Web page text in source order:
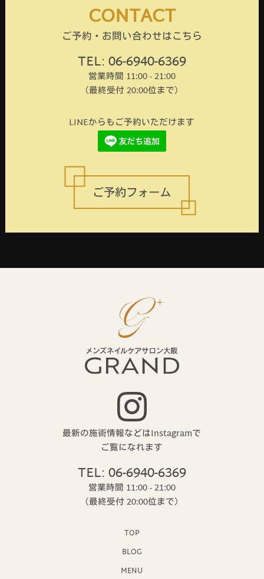
CONTACT
ご予約・お問い合わせはこちら
TEL: 06-6940-6369
営業時間 11:00 - 21:00
（最終受付 20:00位まで）
LINEからもご予約いただけます
ご予約フォーム
最新の施術情報などはInstagramで
ご覧になれます
TEL: 06-6940-6369
営業時間 11:00 - 21:00
（最終受付 20:00位まで）
TOP
BLOG
MENU